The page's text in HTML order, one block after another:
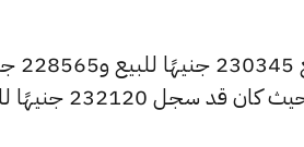
كما شهد سعر
للشراء، منخفضًا بمقدار 1780 جنيهات عن التحديث